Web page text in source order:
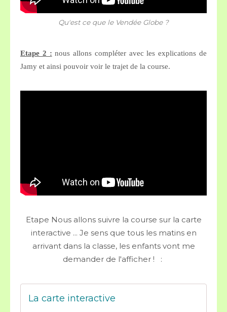
Qu'est ce que le Vendée Globe ?
Etape 2 : nous allons compléter avec les explications de
Jamy et ainsi pouvoir voir le trajet de la course.
Etape Nous allons suivre la course sur la carte
interactive ... Je sens que tous les matins en
arrivant dans la classe, les enfants vont me
demander de l'afficher ! :
La carte interactive